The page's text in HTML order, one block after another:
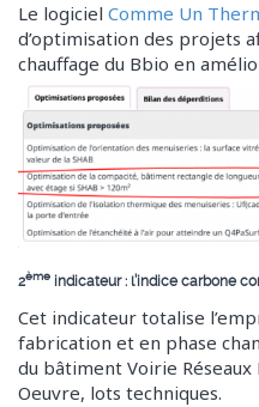
Le logiciel Comme Un
d’optimisation des projets
chauffage du Bbio en
2ème indicateur : l’indice carbone
Cet indicateur totalise
fabrication et en phase
du bâtiment Voirie Réseaux
Oeuvre, lots techniques.